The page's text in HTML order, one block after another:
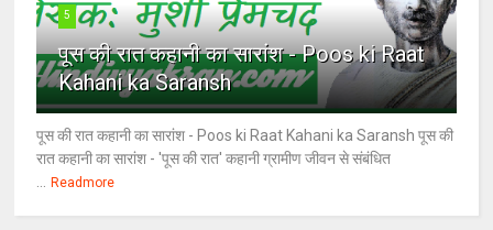
5
पूस की रात कहानी का सारांश - Poos ki Raat
Kahani ka Saransh
पूस की रात कहानी का सारांश - Poos ki Raat Kahani ka Saransh पूस की
रात कहानी का सारांश - 'पूस की रात' कहानी ग्रामीण जीवन से संबंधित
Readmore